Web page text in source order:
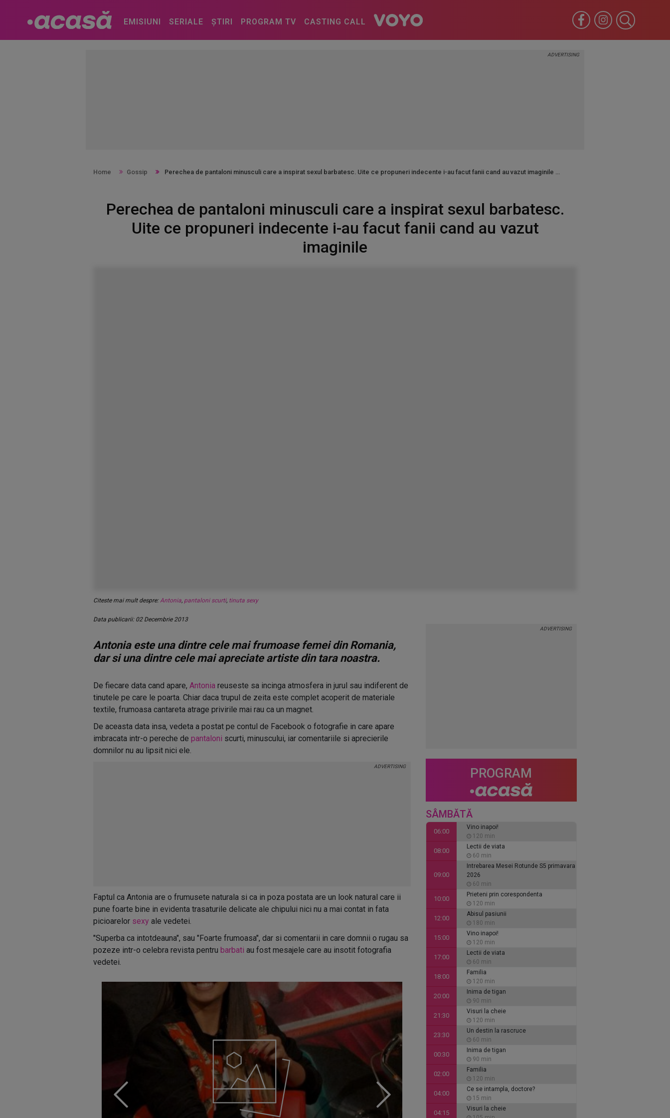
EMISIUNI SERIALE ȘTIRI PROGRAM TV CASTING CALL
Home Gossip Perechea de pantaloni minusculi care a inspirat sexul barbatesc. Uite ce propuneri indecente i-au facut fanii cand au vazut imaginile
Perechea de pantaloni minusculi care a inspirat sexul barbatesc.
Uite ce propuneri indecente i-au facut fanii cand au vazut
imaginile
Citeste mai mult despre:Antonia, pantaloni scurti, tinuta sexy
Data publicarii: 02 Decembrie 2013
Antonia este una dintre cele mai frumoase femei din Romania,
dar si una dintre cele mai apreciate artiste din tara noastra.
De fiecare data cand apare, Antonia reuseste sa incinga atmosfera in jurul sau indiferent de
tinutele pe care le poarta. Chiar daca trupul de zeita este complet acoperit de materiale
textile, frumoasa cantareta atrage privirile mai rau ca un magnet.
De aceasta data insa, vedeta a postat pe contul de Facebook o fotografie in care apare
imbracata intr-o pereche de pantaloni scurti, minuscului, iar comentariile si aprecierile
domnilor nu au lipsit nici ele.
Faptul ca Antonia are o frumusete naturala si ca in poza postata are un look natural care ii
pune foarte bine in evidenta trasaturile delicate ale chipului nici nu a mai contat in fata
picioarelor sexy ale vedetei.
"Superba ca intotdeauna", sau "Foarte frumoasa", dar si comentarii in care domnii o rugau sa
pozeze intr-o celebra revista pentru barbati au fost mesajele care au insotit fotografia
vedetei.
PROGRAM
SÂMBĂTĂ
06:00
Vino inapoi!
120 min
08:00
Lectii de viata
60 min
09:00
Intrebarea Mesei Rotunde S5 primavara
2026
60 min
10:00
Prieteni prin corespondenta
120 min
12:00
Abisul pasiunii
180 min
15:00
Vino inapoi!
120 min
17:00
Lectii de viata
60 min
18:00
Familia
120 min
20:00
Inima de tigan
90 min
21:30
Visuri la cheie
120 min
23:30
Un destin la rascruce
60 min
00:30
Inima de tigan
90 min
02:00
Familia
120 min
04:00
Ce se intampla, doctore?
15 min
04:15
Visuri la cheie